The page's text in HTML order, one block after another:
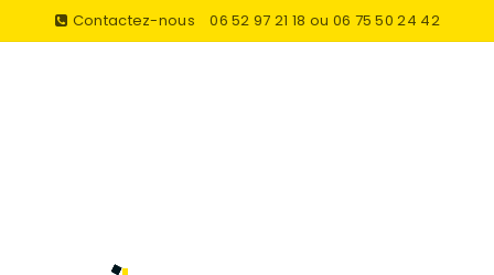
Contactez-nous 06 52 97 21 18 ou 06 75 50 24 42